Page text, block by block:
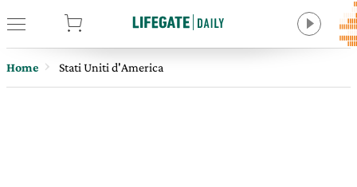
Home Stati Uniti d'America